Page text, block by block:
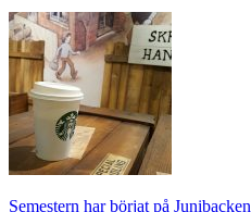
Semestern har börjat på Junibacken